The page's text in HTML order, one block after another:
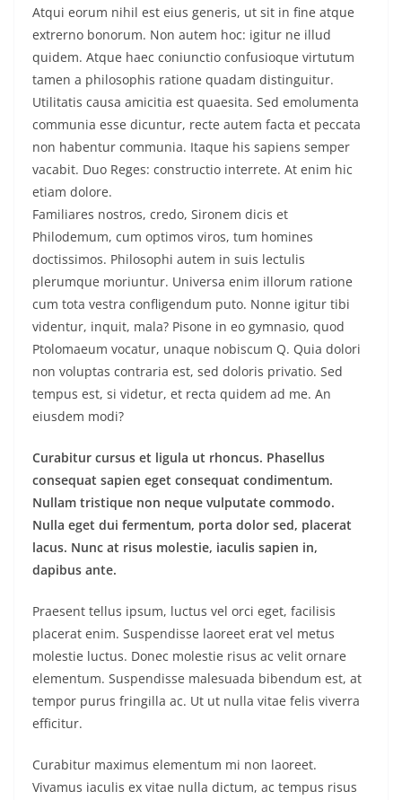
Atqui eorum nihil est eius generis, ut sit in fine atque
extrerno bonorum. Non autem hoc: igitur ne illud
quidem. Atque haec coniunctio confusioque virtutum
tamen a philosophis ratione quadam distinguitur.
Utilitatis causa amicitia est quaesita. Sed emolumenta
communia esse dicuntur, recte autem facta et peccata
non habentur communia. Itaque his sapiens semper
vacabit. Duo Reges: constructio interrete. At enim hic
etiam dolore.
Familiares nostros, credo, Sironem dicis et
Philodemum, cum optimos viros, tum homines
doctissimos. Philosophi autem in suis lectulis
plerumque moriuntur. Universa enim illorum ratione
cum tota vestra confligendum puto. Nonne igitur tibi
videntur, inquit, mala? Pisone in eo gymnasio, quod
Ptolomaeum vocatur, unaque nobiscum Q. Quia dolori
non voluptas contraria est, sed doloris privatio. Sed
tempus est, si videtur, et recta quidem ad me. An
eiusdem modi?
Curabitur cursus et ligula ut rhoncus. Phasellus
consequat sapien eget consequat condimentum.
Nullam tristique non neque vulputate commodo.
Nulla eget dui fermentum, porta dolor sed, placerat
lacus. Nunc at risus molestie, iaculis sapien in,
dapibus ante.
Praesent tellus ipsum, luctus vel orci eget, facilisis
placerat enim. Suspendisse laoreet erat vel metus
molestie luctus. Donec molestie risus ac velit ornare
elementum. Suspendisse malesuada bibendum est, at
tempor purus fringilla ac. Ut ut nulla vitae felis viverra
efficitur.
Curabitur maximus elementum mi non laoreet.
Vivamus iaculis ex vitae nulla dictum, ac tempus risus